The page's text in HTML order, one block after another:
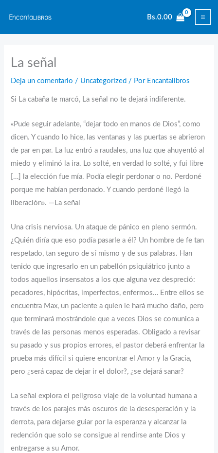
contenido
Bs.0.00
La señal
Deja un comentario / Uncategorized / Por Encantalibros
Si La cabaña te marcó, La señal no te dejará indiferente.
«Pude seguir adelante, “dejar todo en manos de Dios”, como
dicen. Y cuando lo hice, las ventanas y las puertas se abrieron
de par en par. La luz entró a raudales, una luz que ahuyentó al
miedo y eliminó la ira. Lo solté, en verdad lo solté, y fui libre
[…] la elección fue mía. Podía elegir perdonar o no. Perdoné
porque me habían perdonado. Y cuando perdoné llegó la
liberación». —La señal
Una crisis nerviosa. Un ataque de pánico en pleno sermón.
¿Quién diría que eso podía pasarle a él? Un hombre de fe tan
respetado, tan seguro de sí mismo y de sus palabras. Han
tenido que ingresarlo en un pabellón psiquiátrico junto a
todos aquellos insensatos a los que alguna vez despreció:
pecadores, hipócritas, imperfectos, enfermos… Entre ellos se
encuentra Max, un paciente a quien le hará mucho daño, pero
que terminará mostrándole que a veces Dios se comunica a
través de las personas menos esperadas. Obligado a revisar
su pasado y sus propios errores, el pastor deberá enfrentar la
prueba más difícil si quiere encontrar el Amor y la Gracia,
pero ¿será capaz de dejar ir el dolor?, ¿se dejará sanar?
La señal explora el peligroso viaje de la voluntad humana a
través de los parajes más oscuros de la desesperación y la
derrota, para dejarse guiar por la esperanza y alcanzar la
redención que solo se consigue al rendirse ante Dios y
entregarse a su Amor.